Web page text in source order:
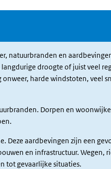
natuurbranden en
droogte of juist veel
harde windstoten, veel
Dorpen en
Deze aardbevingen zijn een
en infrastructuur. Wegen,
tot gevaarlijke situaties.